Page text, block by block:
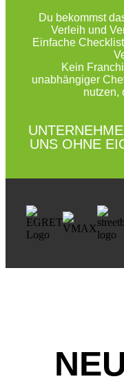
Du bekommst
Verleih und
Einfache
Kein
unabhängiger
nutzen,
UNS OHNE
NEU